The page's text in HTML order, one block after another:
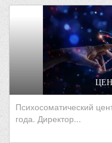
Психосоматический
года. Директор...